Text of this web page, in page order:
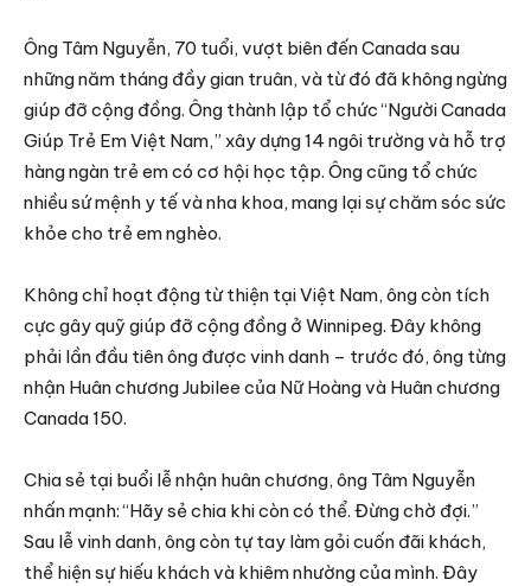
Ông Tâm Nguyễn, 70 tuổi, vượt biên đến Canada sau
những năm tháng đầy gian truân, và từ đó đã không ngừng
giúp đỡ cộng đồng. Ông thành lập tổ chức “Người Canada
Giúp Trẻ Em Việt Nam,” xây dựng 14 ngôi trường và hỗ trợ
hàng ngàn trẻ em có cơ hội học tập. Ông cũng tổ chức
nhiều sứ mệnh y tế và nha khoa, mang lại sự chăm sóc sức
khỏe cho trẻ em nghèo.
Không chỉ hoạt động từ thiện tại Việt Nam, ông còn tích
cực gây quỹ giúp đỡ cộng đồng ở Winnipeg. Đây không
phải lần đầu tiên ông được vinh danh – trước đó, ông từng
nhận Huân chương Jubilee của Nữ Hoàng và Huân chương
Canada 150.
Chia sẻ tại buổi lễ nhận huân chương, ông Tâm Nguyễn
nhấn mạnh: “Hãy sẻ chia khi còn có thể. Đừng chờ đợi.”
Sau lễ vinh danh, ông còn tự tay làm gỏi cuốn đãi khách,
thể hiện sự hiếu khách và khiêm nhường của mình. Đây